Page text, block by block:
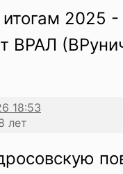
итогам 2025
ВРАЛ
лет